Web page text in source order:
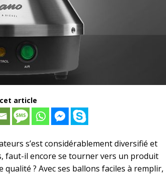
article
s’est considérablement diversifié et
faut-il encore se tourner vers un produit
? Avec ses ballons faciles à remplir,